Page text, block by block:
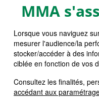
Auto Habitation
Devis
MMA
Lorsque vous naviguez
mesurer l'audience/la
stocker/accéder à des
ciblée en fonction de vos
Consultez les finalités,
accédant aux